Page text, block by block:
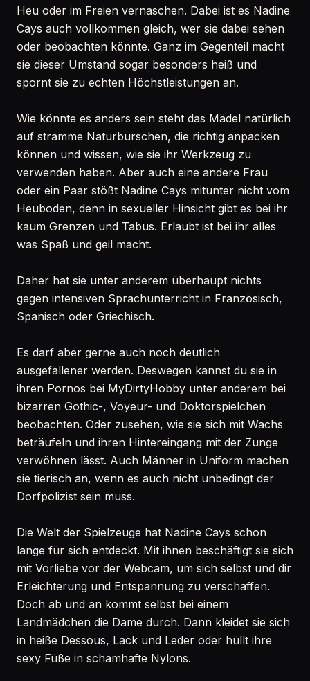
Heu oder im Freien vernaschen. Dabei ist es Nadine
Cays auch vollkommen gleich, wer sie dabei sehen
oder beobachten könnte. Ganz im Gegenteil macht
sie dieser Umstand sogar besonders heiß und
spornt sie zu echten Höchstleistungen an.
Wie könnte es anders sein steht das Mädel natürlich
auf stramme Naturburschen, die richtig anpacken
können und wissen, wie sie ihr Werkzeug zu
verwenden haben. Aber auch eine andere Frau
oder ein Paar stößt Nadine Cays mitunter nicht vom
Heuboden, denn in sexueller Hinsicht gibt es bei ihr
kaum Grenzen und Tabus. Erlaubt ist bei ihr alles
was Spaß und geil macht.
Daher hat sie unter anderem überhaupt nichts
gegen intensiven Sprachunterricht in Französisch,
Spanisch oder Griechisch.
Es darf aber gerne auch noch deutlich
ausgefallener werden. Deswegen kannst du sie in
ihren Pornos bei MyDirtyHobby unter anderem bei
bizarren Gothic-, Voyeur- und Doktorspielchen
beobachten. Oder zusehen, wie sie sich mit Wachs
beträufeln und ihren Hintereingang mit der Zunge
verwöhnen lässt. Auch Männer in Uniform machen
sie tierisch an, wenn es auch nicht unbedingt der
Dorfpolizist sein muss.
Die Welt der Spielzeuge hat Nadine Cays schon
lange für sich entdeckt. Mit ihnen beschäftigt sie sich
mit Vorliebe vor der Webcam, um sich selbst und dir
Erleichterung und Entspannung zu verschaffen.
Doch ab und an kommt selbst bei einem
Landmädchen die Dame durch. Dann kleidet sie sich
in heiße Dessous, Lack und Leder oder hüllt ihre
sexy Füße in schamhafte Nylons.